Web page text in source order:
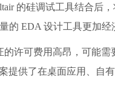
的硅调试工具结合后
的 EDA 设计工具更加
的许可费用高昂，可能
提供了在桌面应用、自